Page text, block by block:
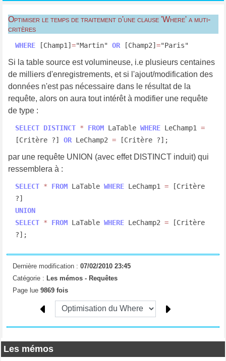
Les mémos
Optimiser le temps de traitement d'une clause 'Where' a muti-
critères
WHERE [Champ1]="Martin" OR [Champ2]="Paris"
Si la table source est volumineuse, i.e plusieurs centaines
de milliers d'enregistrements, et si l'ajout/modification des
données n'est pas nécessaire dans le résultat de la
requête, alors on aura tout intérêt à modifier une requête
de type :
SELECT DISTINCT * FROM LaTable WHERE LeChamp1 =
[Critère ?] OR LeChamp2 = [Critère ?];
par une requête UNION (avec effet DISTINCT induit) qui
ressemblera à :
SELECT * FROM LaTable WHERE LeChamp1 = [Critère
UNION
SELECT * FROM LaTable WHERE LeChamp2 = [Critère
?];
Dernière modification : 07/02/2010 23:45
Catégorie : Les mémos - Requêtes
Page lue 9869 fois